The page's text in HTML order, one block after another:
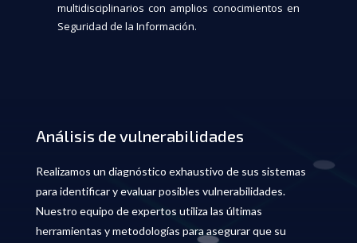
multidisciplinarios con amplios conocimientos en
Seguridad de la Información.
Análisis de vulnerabilidades
Realizamos un diagnóstico exhaustivo de sus sistemas
para identificar y evaluar posibles vulnerabilidades.
Nuestro equipo de expertos utiliza las últimas
herramientas y metodologías para asegurar que su